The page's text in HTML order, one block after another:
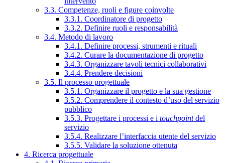
3.3. Competenze, ruoli e figure coinvolte
3.3.1. Coordinatore di progetto
3.3.2. Definire ruoli e responsabilità
3.4. Metodo di lavoro
3.4.1. Definire processi, strumenti e rituali
3.4.2. Curare la documentazione di progetto
3.4.3. Organizzare tavoli tecnici collaborativi
3.4.4. Prendere decisioni
3.5. Il processo progettuale
3.5.1. Organizzare il progetto e la sua gestione
3.5.2. Comprendere il contesto d’uso del servizio
pubblico
3.5.3. Progettare i processi e i touchpointdel
servizio
3.5.4. Realizzare l’interfaccia utente del servizio
3.5.5. Validare la soluzione ottenuta
4. Ricerca progettuale